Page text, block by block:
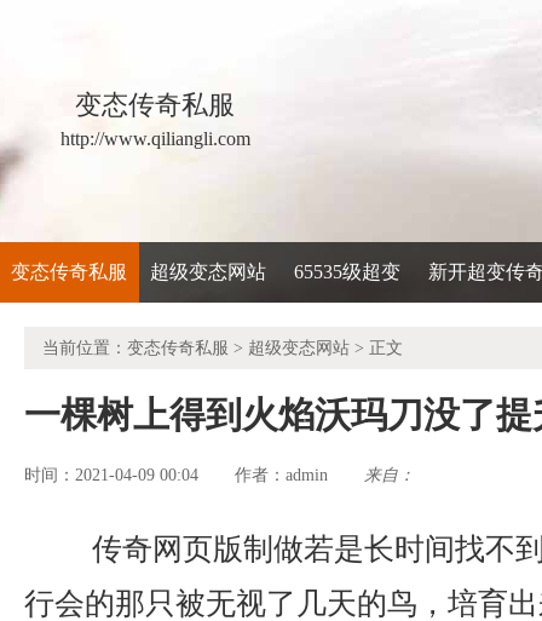
变态传奇私服
http://www.qiliangli.com
变态传奇私服 超级变态网站 65535级超变 新开超变传
当前位置： 变态传奇私服 > 超级变态网站 > 正文
一棵树上得到火焰沃玛刀没了提
时间：2021-04-09 00:04 作者： admin 来自：
传奇网页版制做若是长时间找不
行会的那只被无视了几天的鸟，培育